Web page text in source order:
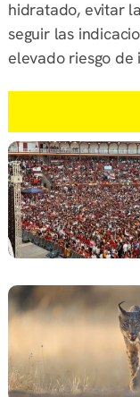
hidratado, evitar
seguir las
elevado riesgo de